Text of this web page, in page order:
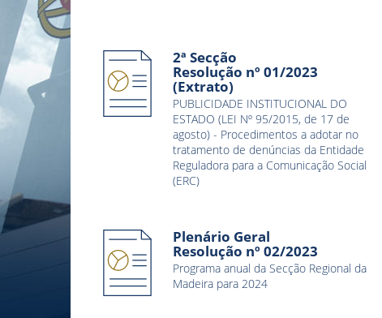
2ª Secção
Resolução nº 01/2023
(Extrato)
PUBLICIDADE INSTITUCIONAL DO
ESTADO (LEI Nº 95/2015, de 17 de
agosto) - Procedimentos a adotar no
tratamento de denúncias da Entidade
Reguladora para a Comunicação Social
(ERC)
Plenário Geral
Resolução nº 02/2023
Programa anual da Secção Regional da
Madeira para 2024